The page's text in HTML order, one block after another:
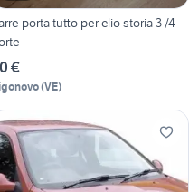
porta tutto per clio storia 3 /4
€
(VE)